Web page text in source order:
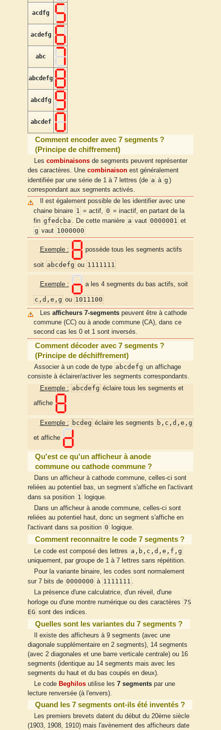
acdfg
acdefg
abc
abcdefg
abcdfg
abcdef
Comment encoder avec 7 segments ?
(Principe de chiffrement)
Les combinaisonsde segments peuvent représenter
des caractères. Une combinaison est généralement
identifiée par une série de 1 à 7 lettres (de a à g )
correspondant aux segments activés.
Il est également possible de les identifier avec une
chaine binaire 1 = actif, 0 = inactif, en partant de la
fin gfedcba . De cette manière a vaut 0000001 et
g vaut 1000000
Exemple : possède tous les segments actifs
soit abcdefg ou 1111111
Exemple : a les 4 segments du bas actifs, soit
c,d,e,g ou 1011100
Les afficheurs 7-segmentspeuvent être à cathode
commune (CC) ou à anode commune (CA), dans ce
second cas les 0 et 1 sont inversés.
Comment décoder avec 7 segments ?
(Principe de déchiffrement)
Associer à un code de type abcdefgun affichage
consiste à éclairer/activer les segments correspondants.
Exemple : abcdefgéclaire tous les segments et
affiche
Exemple : bcdegéclaire les segments b,c,d,e,g
et affiche
Qu'est ce qu'un afficheur à anode
commune ou cathode commune ?
Dans un afficheur à cathode commune, celles-ci sont
reliées au potentiel bas, un segment s'affiche en l'activant
dans sa position 1
logique.
Dans un afficheur à anode commune, celles-ci sont
reliées au potentiel haut, donc un segment s'affiche en
l'activant dans sa position 0 logique.
Comment reconnaitre le code 7 segments ?
Le code est composé des lettres a,b,c,d,e,f,g
uniquement, par groupe de 1 à 7 lettres sans répétition.
Pour la variante binaire, les codes sont normalement
sur 7 bits de 0000000 à 1111111 .
La présence d'une calculatrice, d'un réveil, d'une
horloge ou d'une montre numérique ou des caractères 7S
EG sont des indices.
Quelles sont les variantes du 7 segments ?
Il existe des afficheurs à 9 segments (avec une
diagonale supplémentaire en 2 segments), 14 segments
(avec 2 diagonales et une barre verticale centrale) ou 16
segments (identique au 14 segments mais avec les
segments du haut et du bas coupés en deux).
Le code Beghilosutilise les 7 segmentspar une
lecture renversée (à l'envers).
Quand les 7 segments ont-ils été inventés ?
Les premiers brevets datent du début du 20ème siècle
(1903, 1908, 1910) mais l'avènement des afficheurs date